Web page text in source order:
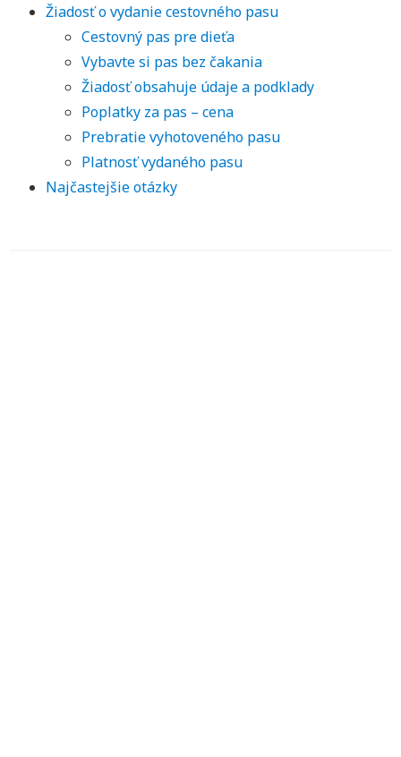
Žiadosť o vydanie cestovného pasu
Cestovný pas pre dieťa
Vybavte si pas bez čakania
Žiadosť obsahuje údaje a podklady
Poplatky za pas – cena
Prebratie vyhotoveného pasu
Platnosť vydaného pasu
Najčastejšie otázky